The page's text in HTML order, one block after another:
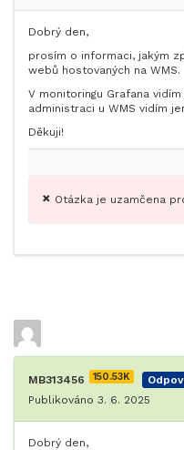
Dobrý den,
prosím o informaci, jakým
webů hostovaných na WMS.
V monitoringu Grafana
administraci u WMS vidím
Děkuji!
Otázka je uzamčena
MB313456 150.53K
Publikováno 3. 6. 2025
Dobrý den,